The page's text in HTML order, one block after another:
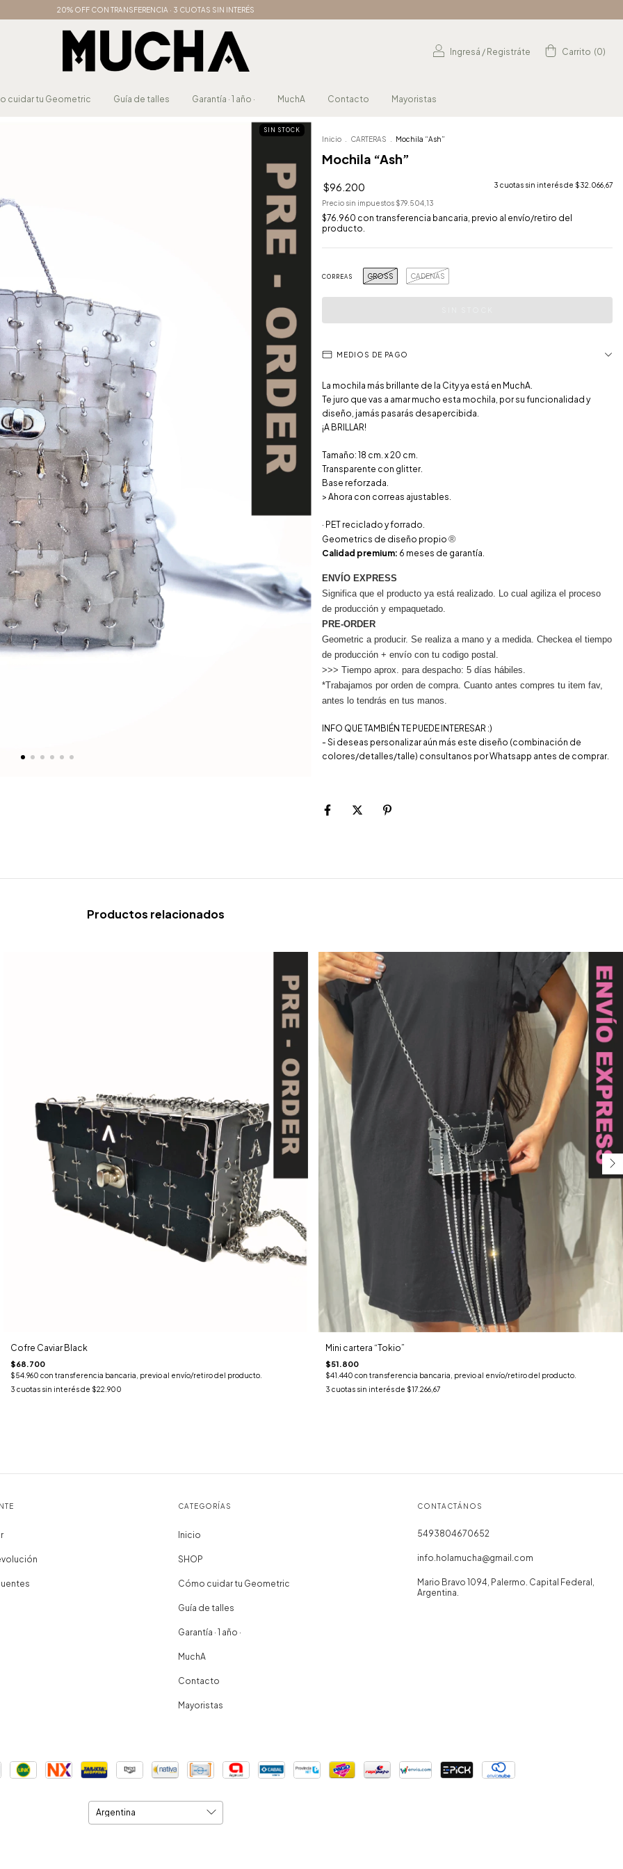
20% OFF CON TRANSFERENCIA · 3 CUOTAS SIN INTERÉS
Ingresá / Registráte Carrito (0)
cuidar tu Geometric Guía de talles Garantía · 1 año · MuchA Contacto Mayoristas
SIN STOCK
Inicio CARTERAS Mochila “Ash”
Mochila “Ash”
$96.200 3 cuotas sin interés de $32.066,67
Precio sin impuestos $79.504,13
$76.960 con transferencia bancaria, previo al envío/retiro del
producto.
CORREAS GROSS CADENAS
MEDIOS DE PAGO
La mochila más brillante de la City ya está en MuchA.
Te juro que vas a amar mucho esta mochila, por su funcionalidad y
diseño, jamás pasarás desapercibida.
¡A BRILLAR!
Tamaño: 18 cm. x 20 cm.
Transparente con glitter.
Base reforzada.
> Ahora con correas ajustables.
· PET reciclado y forrado.
Geometrics de diseño propio ®
Calidad premium: 6 meses de garantía.
ENVÍO EXPRESS
Significa que el producto ya está realizado. Lo cual agiliza el proceso
de producción y empaquetado.
PRE-ORDER
Geometric a producir. Se realiza a mano y a medida. Checkea el tiempo
de producción + envío con tu codigo postal.
>>> Tiempo aprox. para despacho: 5 días hábiles.
*Trabajamos por orden de compra. Cuanto antes compres tu item fav,
antes lo tendrás en tus manos.
INFO QUE TAMBIÉN TE PUEDE INTERESAR :)
- Si deseas personalizar aún más este diseño (combinación de
colores/detalles/talle) consultanos por Whatsapp antes de comprar.
Productos relacionados
Cofre Caviar Black
$68.700
$54.960 con transferencia bancaria, previo al envío/retiro del producto.
3 cuotas sin interés de $22.900
Mini cartera “Tokio”
$51.800
$41.440 con transferencia bancaria, previo al envío/retiro del producto.
3 cuotas sin interés de $17.266,67
CATEGORÍAS
Inicio
SHOP
Cómo cuidar tu Geometric
Guía de talles
Garantía · 1 año ·
MuchA
Contacto
Mayoristas
CONTACTÁNOS
5493804670652
info.holamucha@gmail.com
Mario Bravo 1094, Palermo. Capital Federal,
Argentina.